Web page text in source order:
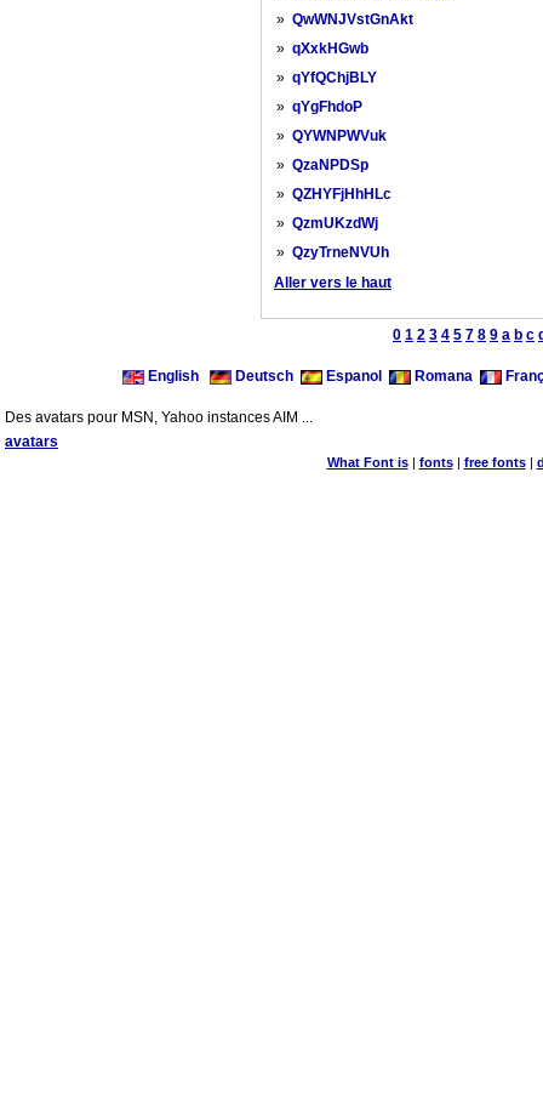
» QwWNJVstGnAkt
» qXxkHGwb
» qYfQChjBLY
» qYgFhdoP
» QYWNPWVuk
» QzaNPDSp
» QZHYFjHhHLc
» QzmUKzdWj
» QzyTrneNVUh
Aller vers le haut
0 1 2 3 4 5 7 8 9 a b c
English Deutsch Espanol Romana
Des avatars pour MSN, Yahoo instances AIM ...
avatars
What Font is| fonts| free fonts|